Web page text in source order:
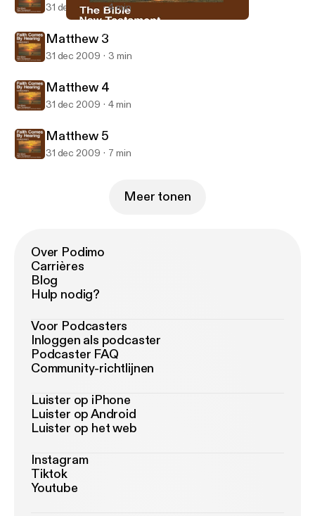
Kankanaey Bible (Dramatized)
31 dec 2009 4 min
Matthew 3
31 dec 2009 3 min
Matthew 4
31 dec 2009 4 min
Matthew 5
31 dec 2009 7 min
Meer tonen
Over Podimo
Carrières
Blog
Hulp nodig?
Voor Podcasters
Inloggen als podcaster
Podcaster FAQ
Community-richtlijnen
Luister op iPhone
Luister op Android
Luister op het web
Instagram
Tiktok
Youtube